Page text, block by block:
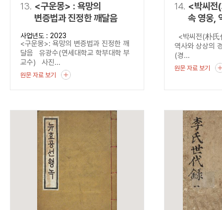
13. <구운몽> : 욕망의
변증법과 진정한 깨달음
사업년도 : 2023
<구운몽>: 욕망의 변증법과 진정한 깨
달음 유광수(연세대학교 학부대학 부
교수) 사진...
원문 자료 보기
14. <박씨
속 영웅,
경계를
<박씨전(朴
역사와 상상의
(경...
원문 자료 보기